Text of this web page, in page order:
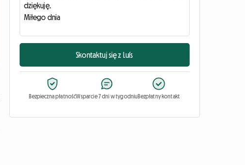
Skontaktuj się z Luís
Bezpieczna płatnośćWsparcie 7 dni w tygodniuBezpłatny kontakt